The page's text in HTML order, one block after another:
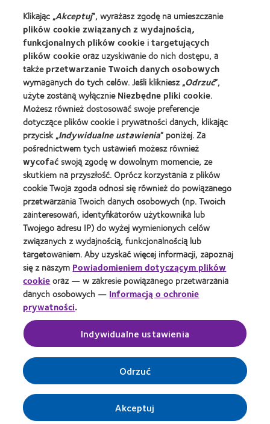
Technologia soczewek kontaktowych
Znajdz Specjaliste
Soczewki kontaktowe i wzrok
Nowy użytkownik
Doświadczony użytkownik
Blog
O Nas
Kariera
Wiadomości globalne
Kontakt
Prawny
Polityka prywatności
Informacja o plikach cookie
Warunki korzystania z Serwisu
Regulamin pozostawiania komentarzy
Zarządzaj preferencjami dotyczącymi zgody
© 2026 Spółka grupy
Klikając „Akceptuj”, wyrażasz zgodę na umieszczanie
plików cookie związanych z wydajnością,
funkcjonalnych plików cookie itargetujących
plików cookieoraz uzyskiwanie do nich dostępu, a
takżeprzetwarzanie Twoich danych osobowych
wymaganych do tych celów. Jeśli klikniesz „Odrzuć”,
użyte zostaną wyłącznieNiezbędne pliki cookie.
Możesz również dostosować swoje preferencje
dotyczące plików cookie i prywatności danych, klikając
przycisk „Indywidualne ustawienia” poniżej. Za
pośrednictwem tych ustawień możesz również
wycofaćswoją zgodę w dowolnym momencie, ze
skutkiem na przyszłość. Oprócz korzystania z plików
cookie Twoja zgoda odnosi się również do powiązanego
przetwarzania Twoich danych osobowych (np. Twoich
zainteresowań, identyfikatorów użytkownika lub
Twojego adresu IP) do wyżej wymienionych celów
związanych z wydajnością, funkcjonalnością lub
targetowaniem. Aby uzyskać więcej informacji, zapoznaj
się z naszym Powiadomieniem dotyczącym plików
cookieoraz — w zakresie powiązanego przetwarzania
danych osobowych — Informacją o ochronie
prywatności.
Indywidualne ustawienia
Odrzuć
Akceptuj